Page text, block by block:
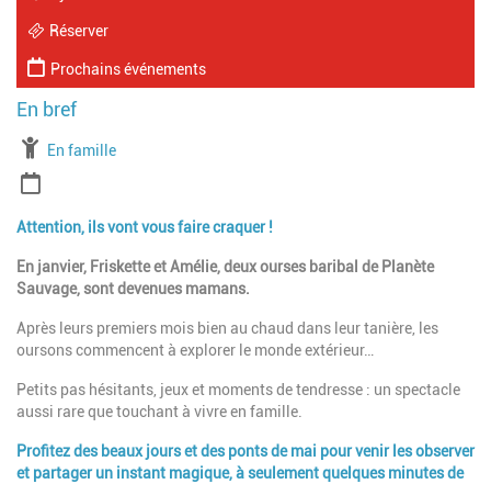
Réserver
Prochains événements
À partir de
En famille
Attention, ils vont vous faire craquer !
En janvier, Friskette et Amélie, deux ourses baribal de Planète
Sauvage, sont devenues mamans.
Après leurs premiers mois bien au chaud dans leur tanière, les
oursons commencent à explorer le monde extérieur…
Petits pas hésitants, jeux et moments de tendresse : un spectacle
aussi rare que touchant à vivre en famille.
Profitez des beaux jours et des ponts de mai pour venir les observer
et partager un instant magique, à seulement quelques minutes de